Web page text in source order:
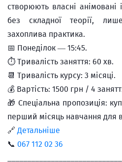
створюють власні анімовані
без складної теорії,
захоплива практика.
📅 Понеділок — 15:45.
⏱ Тривалість заняття: 60 хв.
📆 Тривалість курсу: 3 місяці.
💰 Вартість: 1500 грн / 4
🎁 Спеціальна пропозиція:
перший місяць навчання для
🔗Детальніше
📞 067 112 02 36